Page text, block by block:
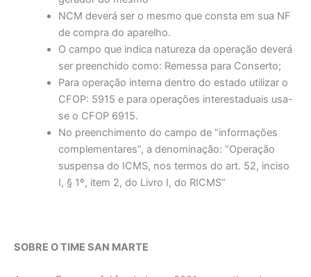
NCM deverá ser o mesmo que consta em sua NF
de compra do aparelho.
O campo que indica natureza da operação deverá
ser preenchido como: Remessa para Conserto;
Para operação interna dentro do estado utilizar o
CFOP: 5915 e para operações interestaduais usa-
se o CFOP 6915.
No preenchimento do campo de “informações
complementares”, a denominação: “Operação
suspensa do ICMS, nos termos do art. 52, inciso
I, § 1º, item 2, do Livro I, do RICMS”
SOBRE O TIME SAN MARTE